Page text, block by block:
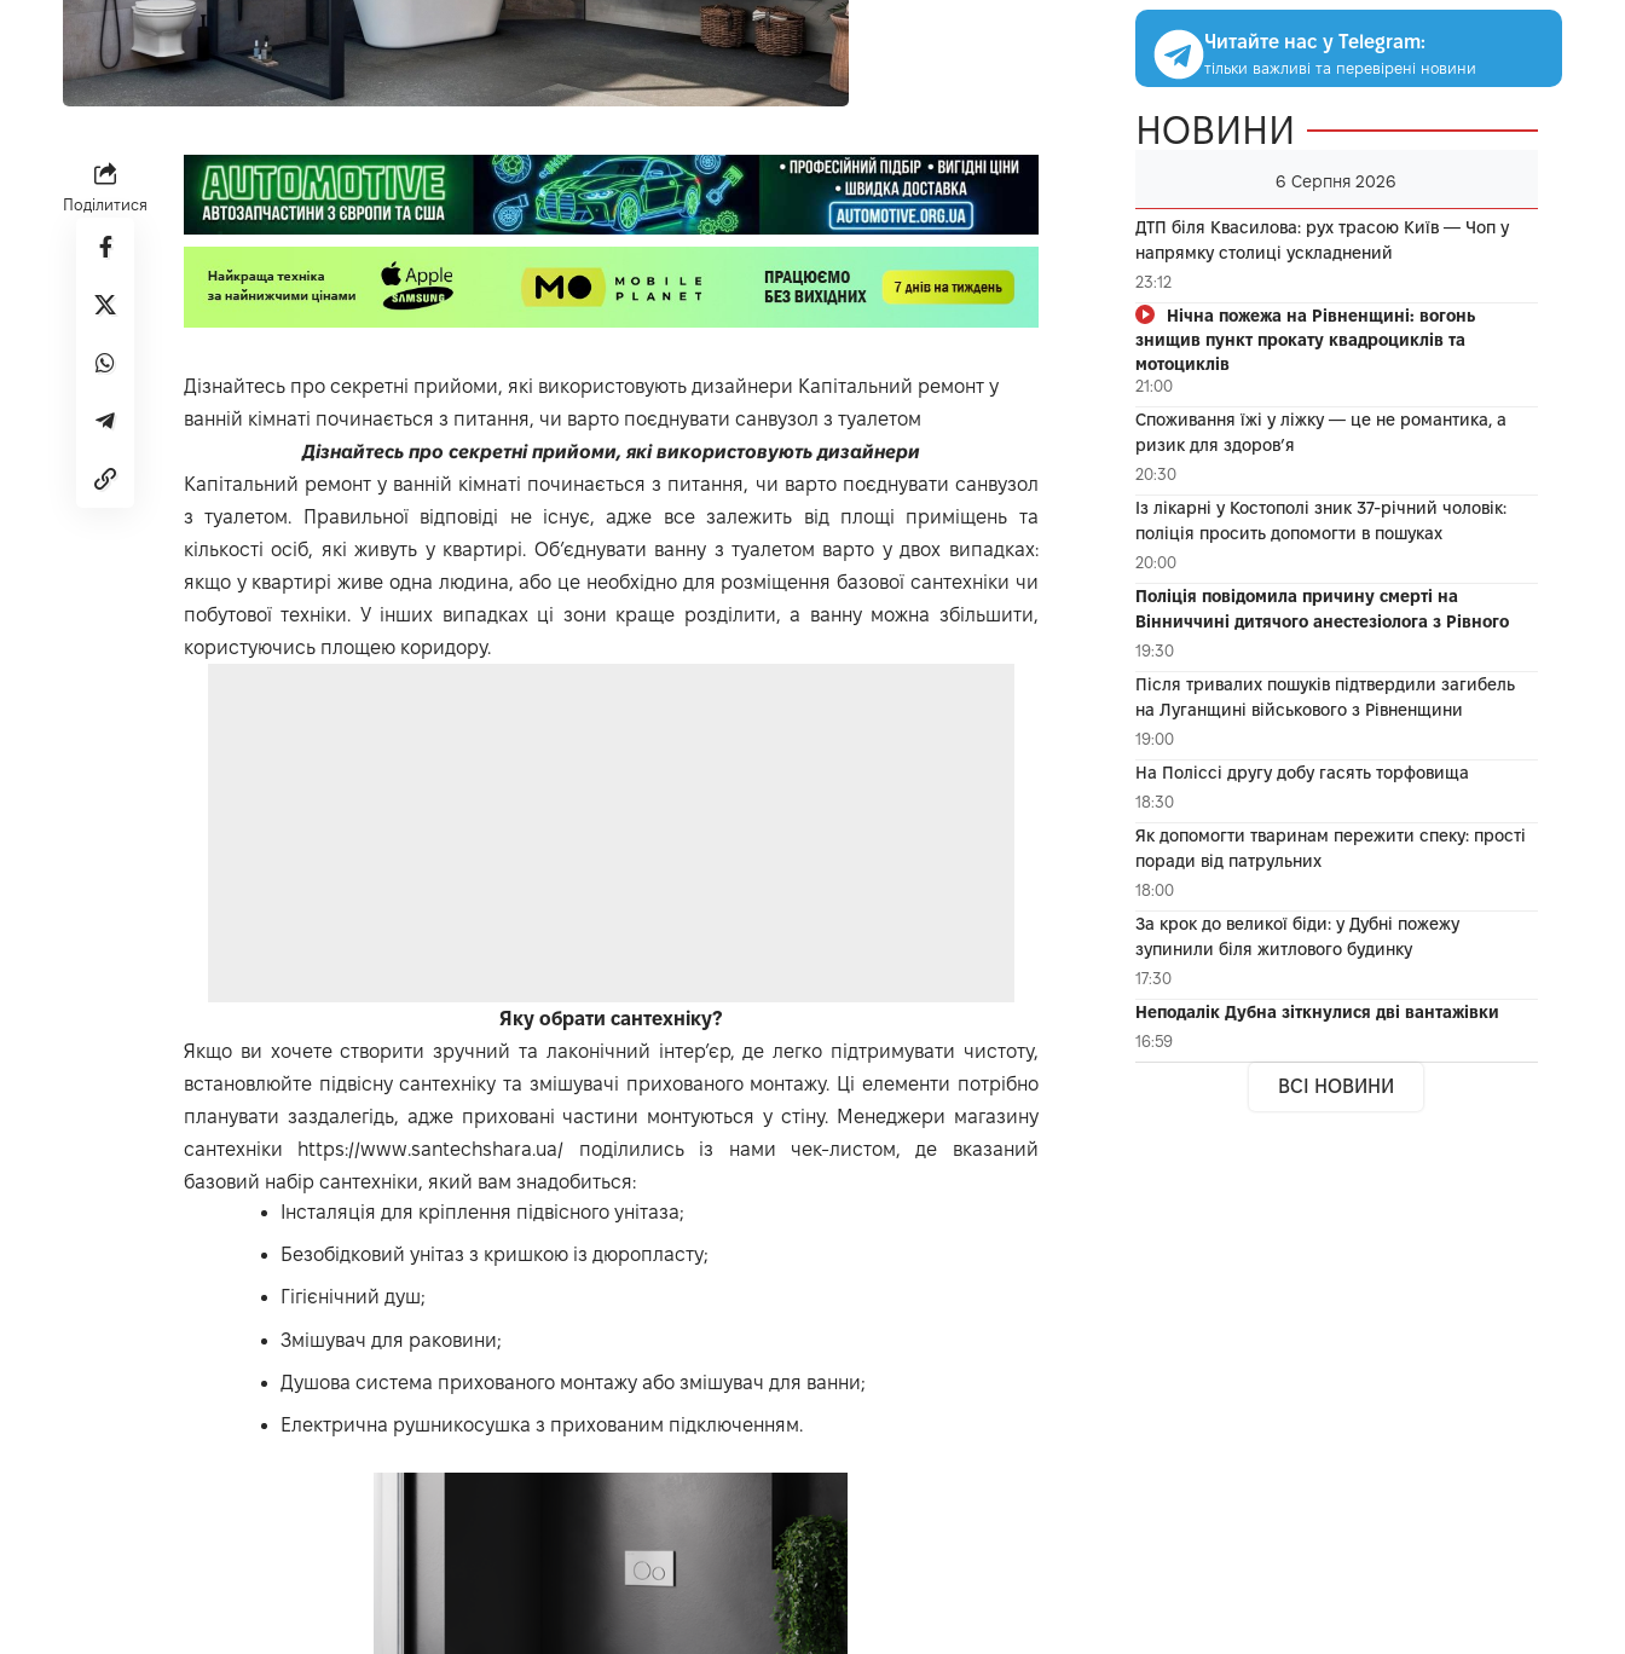
Поділитися
Дізнайтесь про секретні прийоми, які використовують дизайнери Капітальний ремонт у
ванній кімнаті починається з питання, чи варто поєднувати санвузол з туалетом
Дізнайтесь про секретні прийоми, які використовують дизайнери
Капітальний ремонт у ванній кімнаті починається з питання, чи варто поєднувати санвузол
з туалетом. Правильної відповіді не існує, адже все залежить від площі приміщень та
кількості осіб, які живуть у квартирі. Об’єднувати ванну з туалетом варто у двох випадках:
якщо у квартирі живе одна людина, або це необхідно для розміщення базової сантехніки чи
побутової техніки. У інших випадках ці зони краще розділити, а ванну можна збільшити,
користуючись площею коридору.
Яку обрати сантехніку?
Якщо ви хочете створити зручний та лаконічний інтер’єр, де легко підтримувати чистоту,
встановлюйте підвісну сантехніку та змішувачі прихованого монтажу. Ці елементи потрібно
планувати заздалегідь, адже приховані частини монтуються у стіну. Менеджери магазину
сантехніки https://www.santechshara.ua/ поділились із нами чек-листом, де вказаний
базовий набір сантехніки, який вам знадобиться:
Інсталяція для кріплення підвісного унітаза;
Безобідковий унітаз з кришкою із дюропласту;
Гігієнічний душ;
Змішувач для раковини;
Душова система прихованого монтажу або змішувач для ванни;
Електрична рушникосушка з прихованим підключенням.
Читайте нас у Telegram:
тільки важливі та перевірені новини
НОВИНИ
6 Серпня 2026
ДТП біля Квасилова: рух трасою Київ — Чоп у
напрямку столиці ускладнений
23:12
Нічна пожежа на Рівненщині: вогонь
знищив пункт прокату квадроциклів та
мотоциклів
21:00
Споживання їжі у ліжку — це не романтика, а
ризик для здоров’я
20:30
Із лікарні у Костополі зник 37-річний чоловік:
поліція просить допомогти в пошуках
20:00
Поліція повідомила причину смерті на
Вінниччині дитячого анестезіолога з Рівного
19:30
Після тривалих пошуків підтвердили загибель
на Луганщині військового з Рівненщини
19:00
На Поліссі другу добу гасять торфовища
18:30
Як допомогти тваринам пережити спеку: прості
поради від патрульних
18:00
За крок до великої біди: у Дубні пожежу
зупинили біля житлового будинку
17:30
Неподалік Дубна зіткнулися дві вантажівки
16:59
ВСІ НОВИНИ